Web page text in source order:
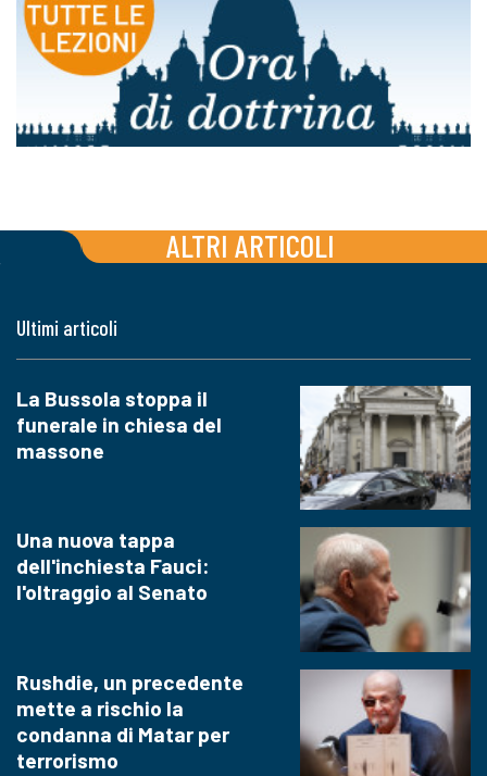
ALTRI ARTICOLI
Ultimi articoli
La Bussola stoppa il
funerale in chiesa del
massone
Una nuova tappa
dell'inchiesta Fauci:
l'oltraggio al Senato
Rushdie, un precedente
mette a rischio la
condanna di Matar per
terrorismo